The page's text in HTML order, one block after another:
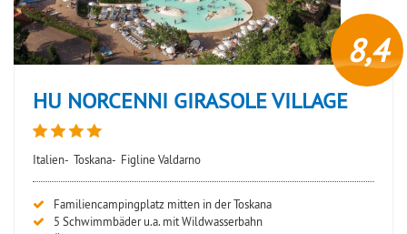
8,4
HU NORCENNI GIRASOLE VILLAGE
Italien- Toskana- Figline Valdarno
Familiencampingplatz mitten in der Toskana
5 Schwimmbäder u.a. mit Wildwasserbahn